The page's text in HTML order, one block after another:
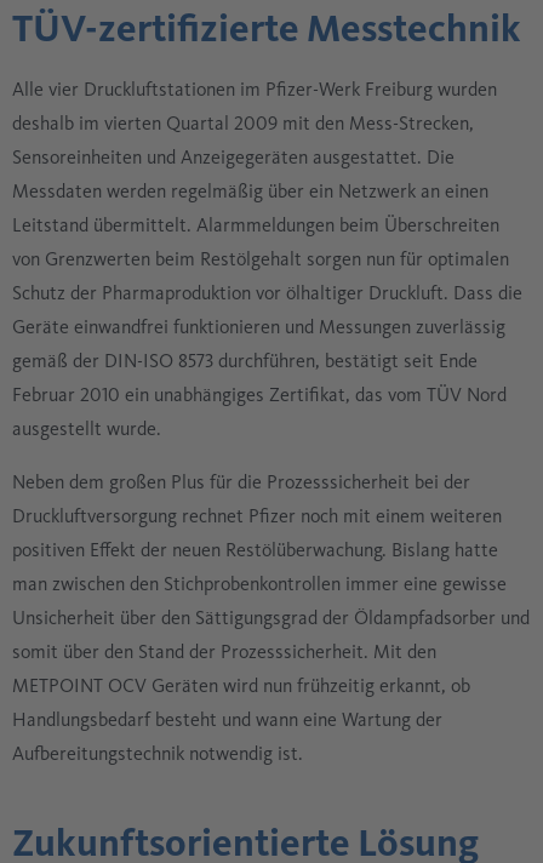
TÜV-zertifizierte Messtechnik
Alle vier Druckluftstationen im Pfizer-Werk Freiburg wurden
deshalb im vierten Quartal 2009 mit den Mess-Strecken,
Sensoreinheiten und Anzeigegeräten ausgestattet. Die
Messdaten werden regelmäßig über ein Netzwerk an einen
Leitstand übermittelt. Alarmmeldungen beim Überschreiten
von Grenzwerten beim Restölgehalt sorgen nun für optimalen
Schutz der Pharmaproduktion vor ölhaltiger Druckluft. Dass die
Geräte einwandfrei funktionieren und Messungen zuverlässig
gemäß der DIN-ISO 8573 durchführen, bestätigt seit Ende
Februar 2010 ein unabhängiges Zertifikat, das vom TÜV Nord
ausgestellt wurde.
Neben dem großen Plus für die Prozesssicherheit bei der
Druckluftversorgung rechnet Pfizer noch mit einem weiteren
positiven Effekt der neuen Restölüberwachung. Bislang hatte
man zwischen den Stichprobenkontrollen immer eine gewisse
Unsicherheit über den Sättigungsgrad der Öldampfadsorber und
somit über den Stand der Prozesssicherheit. Mit den
METPOINT OCV Geräten wird nun frühzeitig erkannt, ob
Handlungsbedarf besteht und wann eine Wartung der
Aufbereitungstechnik notwendig ist.
Zukunftsorientierte Lösung